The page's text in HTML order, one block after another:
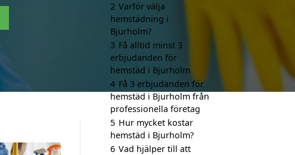
2 Varför välja
hemstädning i
Bjurholm?
3 Få alltid minst 3
erbjudanden för
hemstäd i Bjurholm
4 Få 3 erbjudanden för
hemstäd i Bjurholm från
professionella företag
5 Hur mycket kostar
hemstäd i Bjurholm?
6 Vad hjälper till att